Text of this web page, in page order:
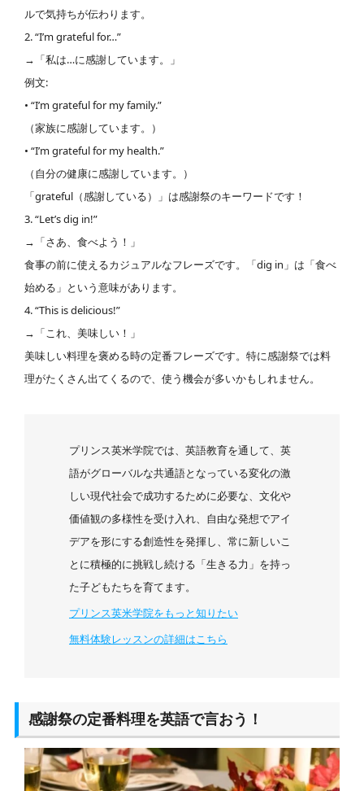
ルで気持ちが伝わります。
2. “I’m grateful for…”
→「私は…に感謝しています。」
例文:
• “I’m grateful for my family.”
（家族に感謝しています。）
• “I’m grateful for my health.”
（自分の健康に感謝しています。）
「grateful（感謝している）」は感謝祭のキーワードです！
3. “Let’s dig in!”
→「さあ、食べよう！」
食事の前に使えるカジュアルなフレーズです。「dig in」は「食べ
始める」という意味があります。
4. “This is delicious!”
→「これ、美味しい！」
美味しい料理を褒める時の定番フレーズです。特に感謝祭では料
理がたくさん出てくるので、使う機会が多いかもしれません。
プリンス英米学院では、英語教育を通して、英
語がグローバルな共通語となっている変化の激
しい現代社会で成功するために必要な、文化や
価値観の多様性を受け入れ、自由な発想でアイ
デアを形にする創造性を発揮し、常に新しいこ
とに積極的に挑戦し続ける「生きる力」を持っ
た子どもたちを育てます。
プリンス英米学院をもっと知りたい
無料体験レッスンの詳細はこちら
感謝祭の定番料理を英語で言おう！